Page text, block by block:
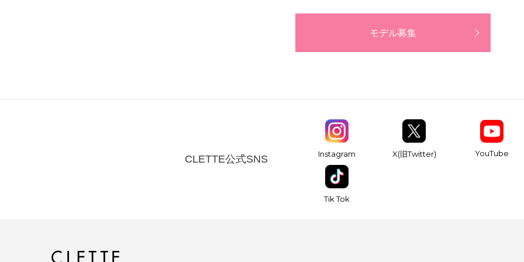
モデル募集
CLETTE公式SNS Instagram X(旧Twitter) YouTube
Tik Tok